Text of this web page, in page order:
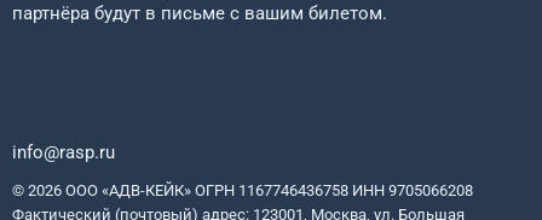
партнёра будут в письме с вашим билетом.
info@rasp.ru
© 2026 ООО «АДВ-КЕЙК» ОГРН 1167746436758 ИНН 9705066208
Фактический (почтовый) адрес: 123001, Москва, ул. Большая